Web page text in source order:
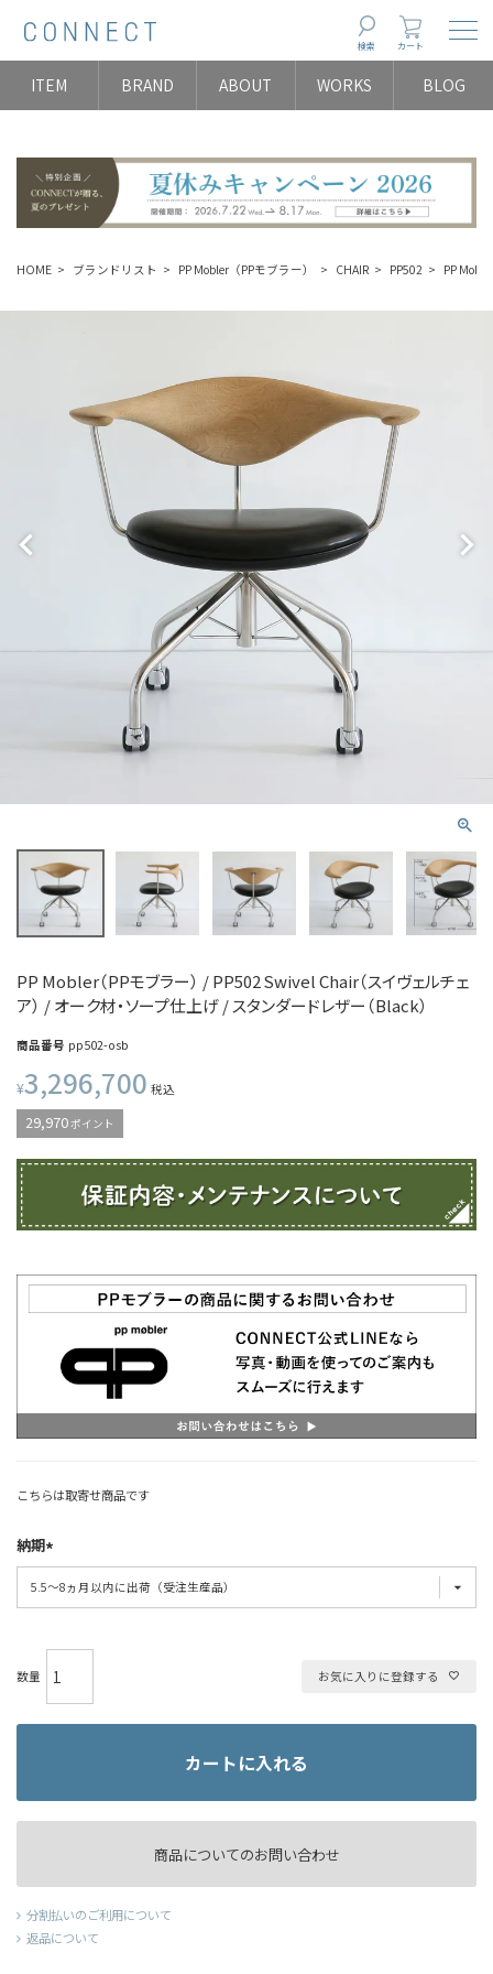
検索 カート
ITEM BRAND ABOUT WORKS BLOG
HOME ブランドリスト PP Mobler（PPモブラー） CHAIR PP502 PP
PP Mobler（PPモブラー） / PP502 Swivel Chair（スイヴェルチェ
ア） / オーク材・ソープ仕上げ / スタンダードレザー（Black）
商品番号 pp502-osb
¥3,296,700 税込
29,970ポイント
こちらは取寄せ商品です
納期
お気に入りに登録する
カートに入れる
商品についてのお問い合わせ
分割払いのご利用について
返品について